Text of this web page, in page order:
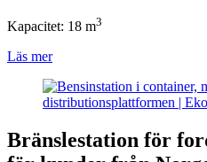
Kapacitet: 18 m3
Läs mer
Bränslestation för